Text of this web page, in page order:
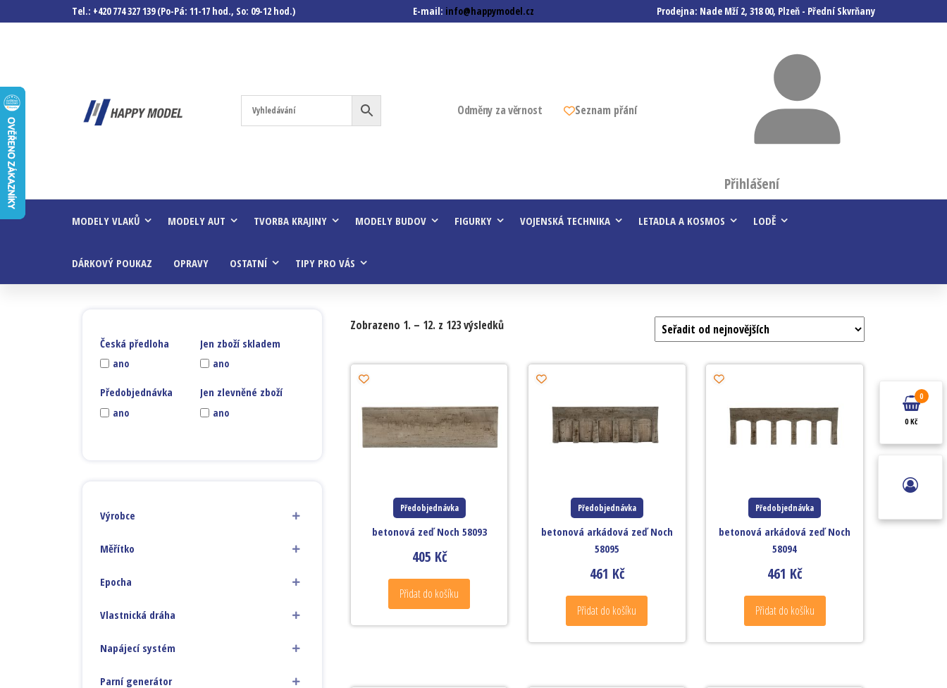
Tel.: +420 774 327 139 (Po-Pá: 11-17 hod., So: 09-12 hod.) E-mail: info@happymodel.cz Prodejna: Nade Mží 2, 318 00, Plzeň - Přední Skvrňany
Happymodel.cz
modelová
Odměny za věrnost Seznam přání
Přihlášení
MODELY VLAKŮ MODELY AUT TVORBA KRAJINY MODELY BUDOV FIGURKY VOJENSKÁ TECHNIKA LETADLA A KOSMOS LODĚ
DÁRKOVÝ POUKAZ OPRAVY OSTATNÍ TIPY PRO VÁS
Zobrazeno 1. – 12. z 123 výsledků
Předobjednávka
betonová zeď Noch 58093
405 Kč
Přidat do košíku
Předobjednávka
betonová arkádová zeď Noch
58095
461 Kč
Přidat do košíku
Předobjednávka
betonová arkádová zeď Noch
58094
461 Kč
Přidat do košíku
Česká předloha
ano
Jen zboží skladem
ano
Předobjednávka
ano
Jen zlevněné zboží
ano
Výrobce
Měřítko
Epocha
Vlastnická dráha
Napájecí systém
Parní generátor
0
0 Kč